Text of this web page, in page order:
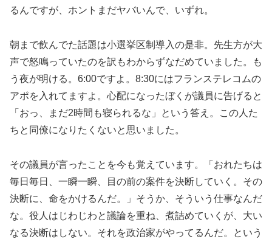
るんですが、ホントまだヤバいんで、いずれ。
朝まで飲んでた話題は小選挙区制導入の是非。先生方が大
声で怒鳴っていたのを訳もわからずなだめていました。も
う夜が明ける。6:00ですよ。8:30にはフランステレコムの
アポを入れてますよ。心配になったぼくが議員に告げると
「おっ、まだ2時間も寝られるな」という答え。この人た
ちと同僚になりたくないと思いました。
その議員が言ったことを今も覚えています。「おれたちは
毎日毎日、一瞬一瞬、目の前の案件を決断していく。その
決断に、命をかけるんだ。」そうか、そういう仕事なんだ
な。役人はじわじわと議論を重ね、煮詰めていくが、大い
なる決断はしない。それを政治家がやってるんだ。という